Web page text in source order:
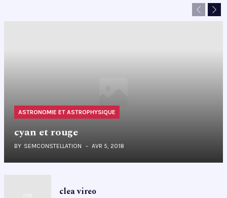
Previous
Next
ASTRONOMIE ET ASTROPHYSIQUE
cyan et rouge
BY SEMCONSTELLATION AVR 5, 2018
clea vireo